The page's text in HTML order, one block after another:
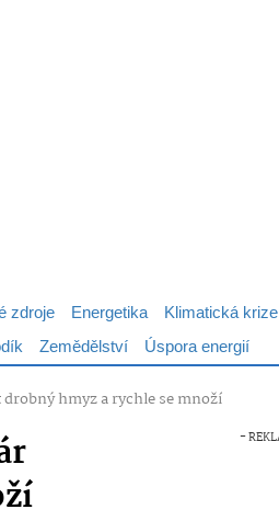
zdroje Energetika Klimatická krize
Zemědělství Úspora energií
hmyz a rychle se množí